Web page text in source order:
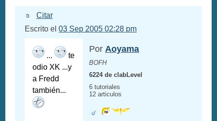
Citar
Escrito el03 Sep 2005 02:28 pm
...
te
odio XK ...y
a Fredd
también...
Por Aoyama
BOFH
6224 de clabLevel
6 tutoriales
12 articulos